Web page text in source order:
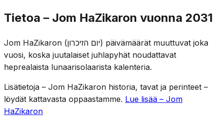
Muistoseremonia pidetään sotilashautausmailla eri
puolilla Israelia, ja perheet vierailevat kaatuneiden
sotilaiden haudoilla. Viihdepaikkoja suljetaan lain nojalla,
ja televisio ja radio lähettävät muisto-ohjelmia. Päivää
leimaa juhlallinen kokoontuminen, kaatuneiden nimien
lukeminen ja muistokynttilöiden sytyttäminen.
Tietoa – Jom HaZikaron vuonna 2031
Jom HaZikaron (יום הזיכרון) päivämäärät muuttuvat joka
vuosi, koska juutalaiset juhlapyhät noudattavat
heprealaista lunaarisolaarista kalenteria.
Lisätietoja – Jom HaZikaron historia, tavat ja perinteet –
löydät kattavasta oppaastamme. Lue lisää – Jom
HaZikaron